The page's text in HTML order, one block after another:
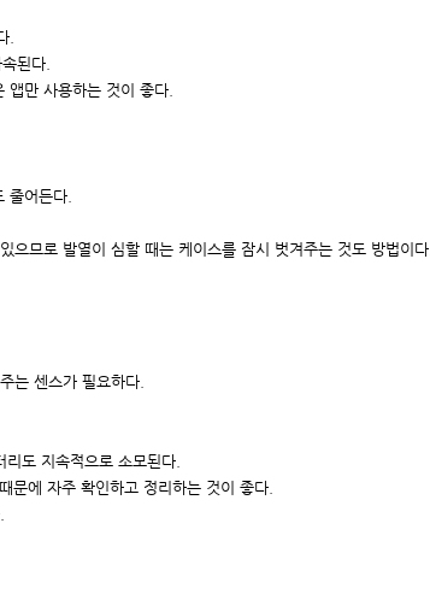
.
된다.
만 사용하는 것이 좋다.
줄어든다.
므로 발열이 심할 때는 케이스를 잠시 벗겨주는 것도 방법이다.
는 센스가 필요하다.
도 지속적으로 소모된다.
문에 자주 확인하고 정리하는 것이 좋다.